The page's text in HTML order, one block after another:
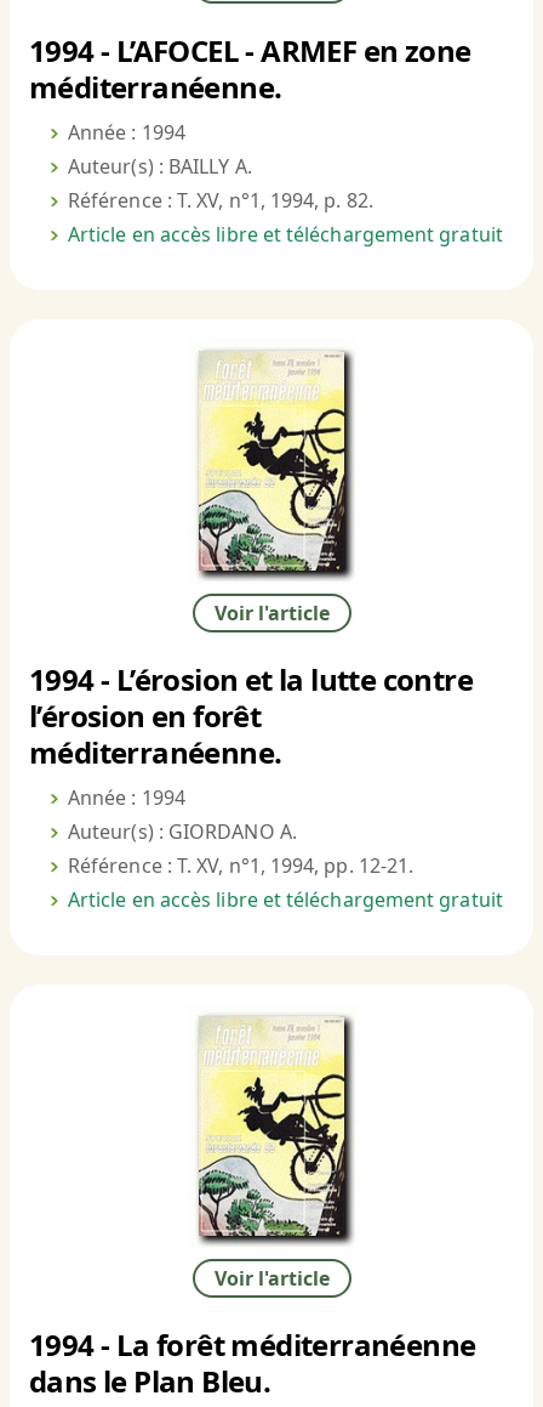
1994 - L’AFOCEL - ARMEF en zone
méditerranéenne.
Année : 1994
Auteur(s) : BAILLY A.
Référence : T. XV, n°1, 1994, p. 82.
Article en accès libre et téléchargement gratuit
Voir l'article
1994 - L’érosion et la lutte contre
l’érosion en forêt
méditerranéenne.
Année : 1994
Auteur(s) : GIORDANO A.
Référence : T. XV, n°1, 1994, pp. 12-21.
Article en accès libre et téléchargement gratuit
Voir l'article
1994 - La forêt méditerranéenne
dans le Plan Bleu.